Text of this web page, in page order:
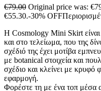
€79.00 Original price was:
€55.30.-30% OFF
Η Cosmology Mini Skirt
και στο τελείωμα, που της
σχέδιό της έχει μοτίβα
με botanical στοιχεία και
σχέδιο και κλείνει με
εφαρμογή.
Φορέστε τη με ένα τοπ μέσα